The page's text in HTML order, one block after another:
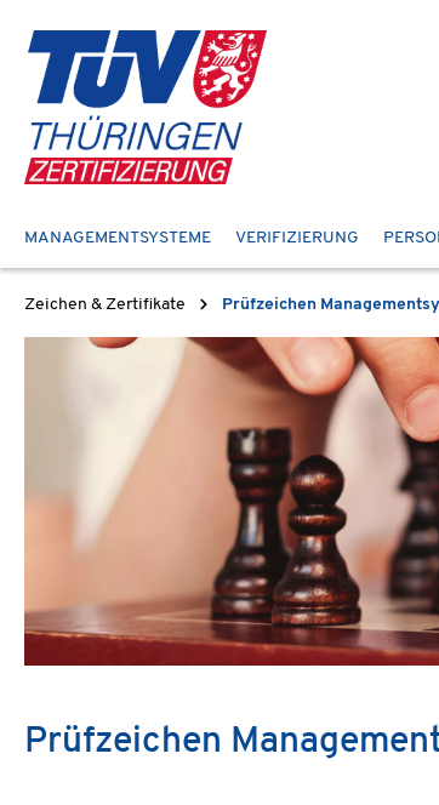
Hauptinhalt springen
Zur Suche springen
Zur Hauptnavigation springen
MANAGEMENTSYSTEME VERIFIZIERUNG
Zeichen & Zertifikate Prüfzeichen
Prüfzeichen